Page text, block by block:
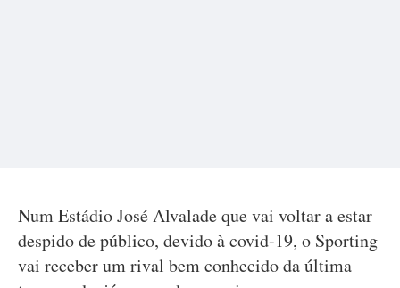
Num Estádio José Alvalade que vai voltar a estar
despido de público, devido à covid-19, o Sporting
vai receber um rival bem conhecido da última